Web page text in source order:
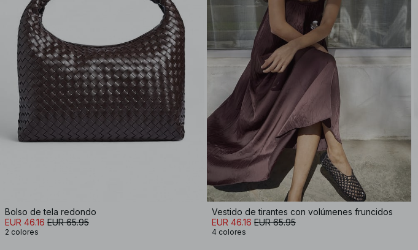
Bolso de tela redondo
EUR 46.16 EUR 65.95
2 colores
Vestido de tirantes con volúmenes fruncidos
EUR 46.16 EUR 65.95
4 colores